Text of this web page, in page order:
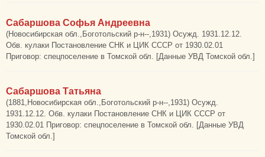
Сабаршова Софья Андреевна
(Новосибирская обл.,Боготольский р-н--,1931) Осужд. 1931.12.12.
Обв. кулаки Постановление СНК и ЦИК СССР от 1930.02.01
Приговор: спецпоселение в Томской обл. [Данные УВД Томской обл.]
Сабаршова Татьяна
(1881,Новосибирская обл.,Боготольский р-н--,1931) Осужд.
1931.12.12. Обв. кулаки Постановление СНК и ЦИК СССР от
1930.02.01 Приговор: спецпоселение в Томской обл. [Данные УВД
Томской обл.]